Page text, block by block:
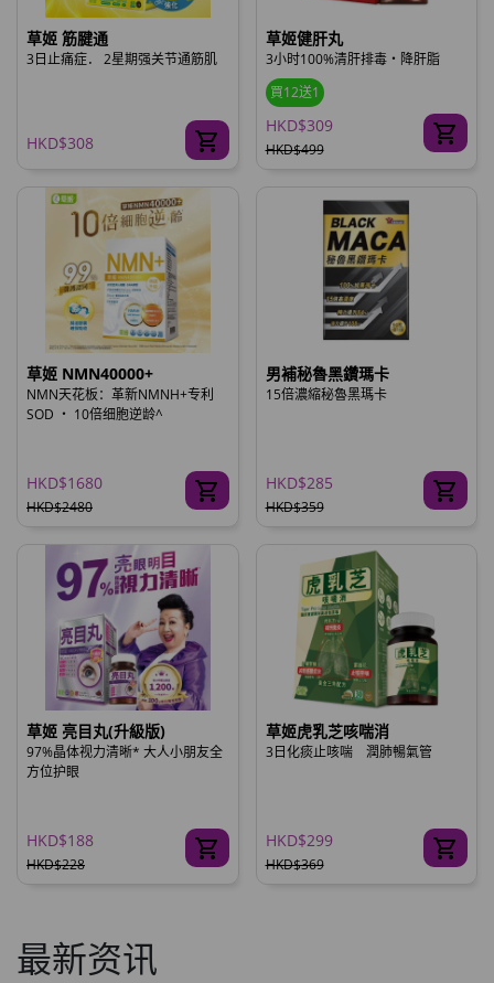
草姬 筋腱通
3日止痛症． 2星期强关节通筋肌
HKD$308
草姬健肝丸
3小时100%清肝排毒‧降肝脂
買12送1
HKD$309
HKD$499
草姬 NMN40000+
NMN天花板：革新NMNH+专利
SOD ‧ 10倍细胞逆龄^
HKD$1680
HKD$2480
男補秘魯黑鑽瑪卡
15倍濃縮秘魯黑瑪卡
HKD$285
HKD$359
草姬 亮目丸(升級版)
97%晶体视力清晰* 大人小朋友全
方位护眼
HKD$188
HKD$228
草姬虎乳芝咳喘消
3日化痰止咳喘 潤肺暢氣管
HKD$299
HKD$369
最新资讯